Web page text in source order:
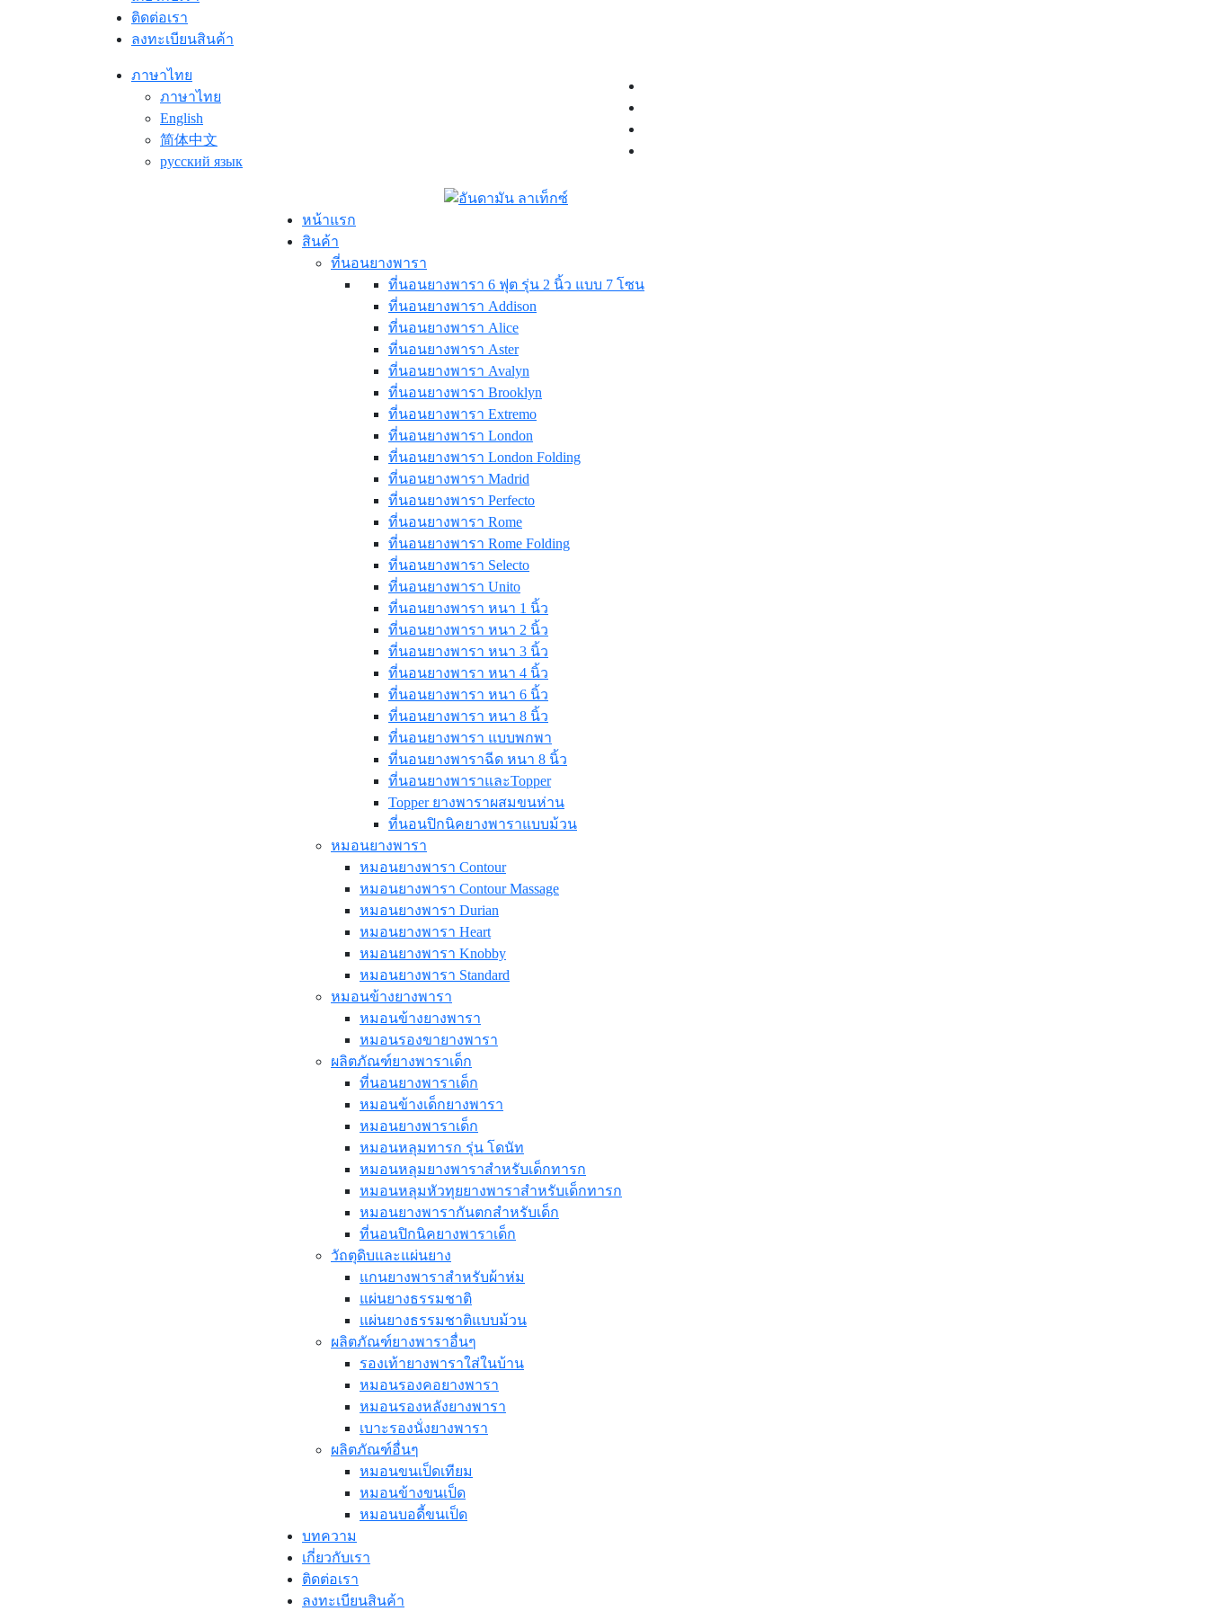
ติดต่อเรา
ลงทะเบียนสินค้า
ภาษาไทย
ภาษาไทย
English
简体中文
русский язык
หน้าแรก
สินค้า
ที่นอนยางพารา
ที่นอนยางพารา 6 ฟุต รุ่น 2 นิ้ว แบบ 7 โซน
ที่นอนยางพารา Addison
ที่นอนยางพารา Alice
ที่นอนยางพารา Aster
ที่นอนยางพารา Avalyn
ที่นอนยางพารา Brooklyn
ที่นอนยางพารา Extremo
ที่นอนยางพารา London
ที่นอนยางพารา London Folding
ที่นอนยางพารา Madrid
ที่นอนยางพารา Perfecto
ที่นอนยางพารา Rome
ที่นอนยางพารา Rome Folding
ที่นอนยางพารา Selecto
ที่นอนยางพารา Unito
ที่นอนยางพารา หนา 1 นิ้ว
ที่นอนยางพารา หนา 2 นิ้ว
ที่นอนยางพารา หนา 3 นิ้ว
ที่นอนยางพารา หนา 4 นิ้ว
ที่นอนยางพารา หนา 6 นิ้ว
ที่นอนยางพารา หนา 8 นิ้ว
ที่นอนยางพารา แบบพกพา
ที่นอนยางพาราฉีด หนา 8 นิ้ว
ที่นอนยางพาราและTopper
Topper ยางพาราผสมขนห่าน
ที่นอนปิกนิคยางพาราแบบม้วน
หมอนยางพารา
หมอนยางพารา Contour
หมอนยางพารา Contour Massage
หมอนยางพารา Durian
หมอนยางพารา Heart
หมอนยางพารา Knobby
หมอนยางพารา Standard
หมอนข้างยางพารา
หมอนข้างยางพารา
หมอนรองขายางพารา
ผลิตภัณฑ์ยางพาราเด็ก
ที่นอนยางพาราเด็ก
หมอนข้างเด็กยางพารา
หมอนยางพาราเด็ก
หมอนหลุมทารก รุ่น โดนัท
หมอนหลุมยางพาราสำหรับเด็กทารก
หมอนหลุมหัวทุยยางพาราสำหรับเด็กทารก
หมอนยางพารากันตกสำหรับเด็ก
ที่นอนปิกนิคยางพาราเด็ก
วัถตุดิบและแผ่นยาง
แกนยางพาราสำหรับผ้าห่ม
แผ่นยางธรรมชาติ
แผ่นยางธรรมชาติแบบม้วน
ผลิตภัณฑ์ยางพาราอื่นๆ
รองเท้ายางพาราใส่ในบ้าน
หมอนรองคอยางพารา
หมอนรองหลังยางพารา
เบาะรองนั่งยางพารา
ผลิตภัณฑ์อื่นๆ
หมอนขนเป็ดเทียม
หมอนข้างขนเป็ด
หมอนบอดี้ขนเป็ด
บทความ
เกี่ยวกับเรา
ติดต่อเรา
ลงทะเบียนสินค้า